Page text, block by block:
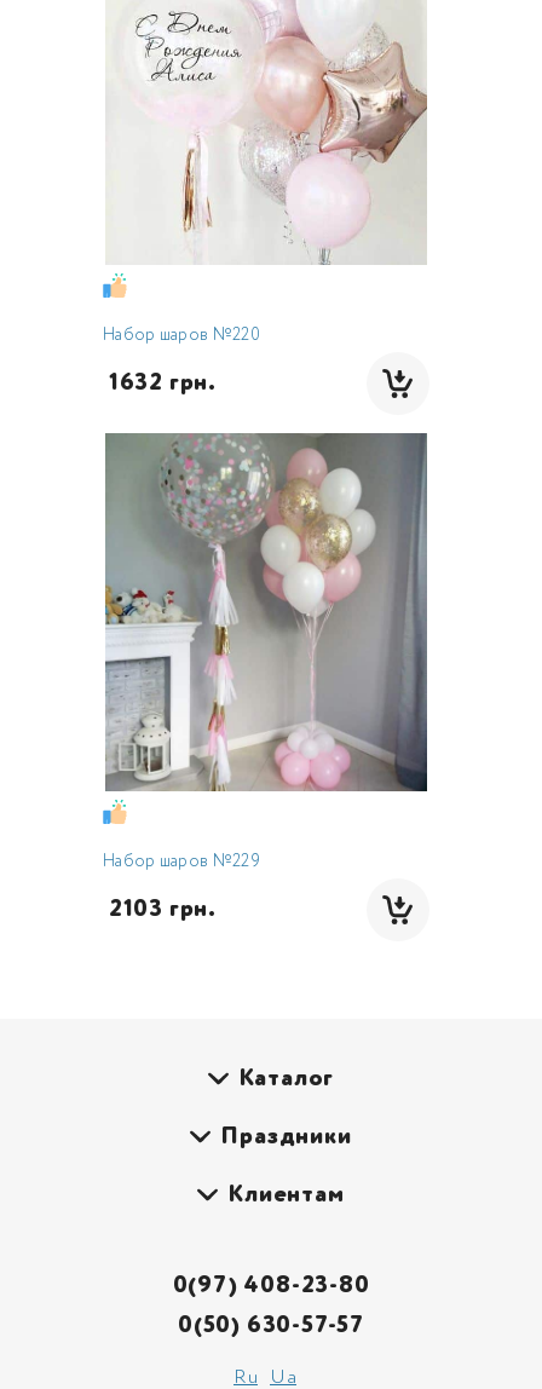
Набор шаров №220
1632 грн.
Набор шаров №229
2103 грн.
Каталог
Праздники
Клиентам
0(97) 408-23-80
0(50) 630-57-57
Ru Ua